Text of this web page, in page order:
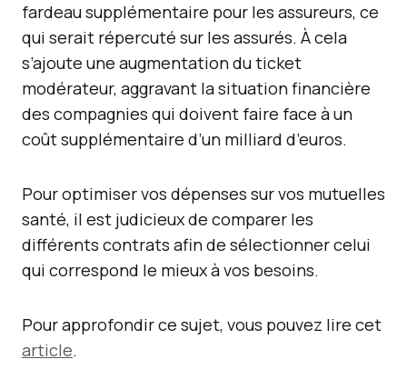
fardeau supplémentaire pour les assureurs, ce
qui serait répercuté sur les assurés. À cela
s’ajoute une augmentation du ticket
modérateur, aggravant la situation financière
des compagnies qui doivent faire face à un
coût supplémentaire d’un milliard d’euros.
Pour optimiser vos dépenses sur vos mutuelles
santé, il est judicieux de comparer les
différents contrats afin de sélectionner celui
qui correspond le mieux à vos besoins.
Pour approfondir ce sujet, vous pouvez lire cet
article.